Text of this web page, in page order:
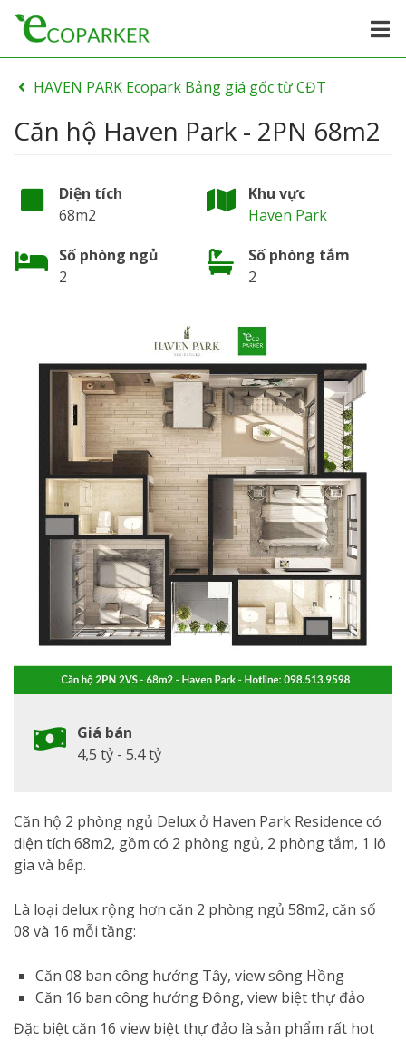
HAVEN PARK Ecopark Bảng giá gốc từ CĐT
Căn hộ Haven Park - 2PN 68m2
Diện tích
68m2
Khu vực
Haven Park
Số phòng ngủ
2
Số phòng tắm
2
Giá bán
4,5 tỷ - 5.4 tỷ
Căn hộ 2 phòng ngủ Delux ở Haven Park Residence có
diện tích 68m2, gồm có 2 phòng ngủ, 2 phòng tắm, 1 lô
gia và bếp.
Là loại delux rộng hơn căn 2 phòng ngủ 58m2, căn số
08 và 16 mỗi tầng:
Căn 08 ban công hướng Tây, view sông Hồng
Căn 16 ban công hướng Đông, view biệt thự đảo
Đặc biệt căn 16 view biệt thự đảo là sản phẩm rất hot